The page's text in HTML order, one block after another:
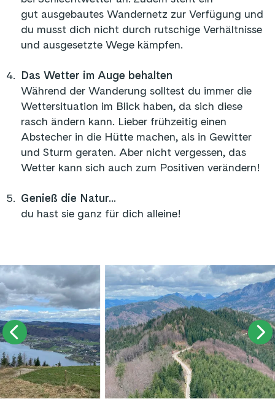
gut ausgebautes Wandernetz zur Verfügung und
du musst dich nicht durch rutschige Verhältnisse
und ausgesetzte Wege kämpfen.
4. Das Wetter im Auge behalten
Während der Wanderung solltest du immer die
Wettersituation im Blick haben, da sich diese
rasch ändern kann. Lieber frühzeitig einen
Abstecher in die Hütte machen, als in Gewitter
und Sturm geraten. Aber nicht vergessen, das
Wetter kann sich auch zum Positiven verändern!
5. Genieß die Natur...
du hast sie ganz für dich alleine!